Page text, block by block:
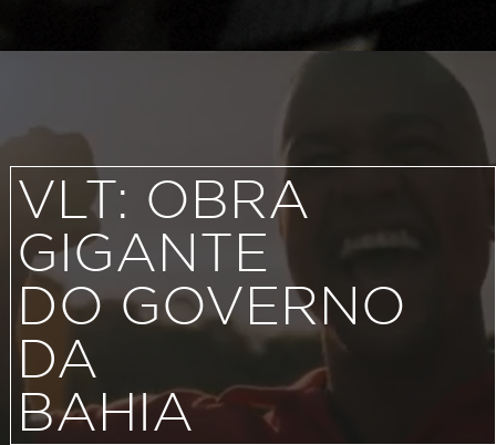
VLT: OBRA
GIGANTE
DO GOVERNO
DA
BAHIA